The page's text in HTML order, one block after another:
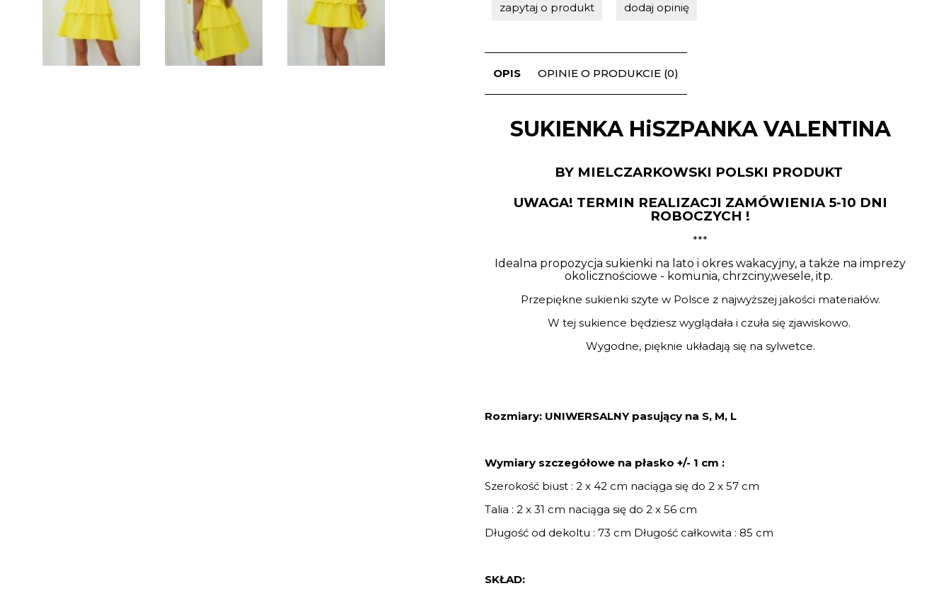
zapytaj o produkt dodaj opinię
OPIS OPINIE O PRODUKCIE (0)
SUKIENKA HiSZPANKA VALENTINA
BY MIELCZARKOWSKI POLSKI PRODUKT
UWAGA! TERMIN REALIZACJI ZAMÓWIENIA 5-10 DNI
ROBOCZYCH !
***
Idealna propozycja sukienki na lato i okres wakacyjny, a także na imprezy
okolicznościowe - komunia, chrzciny,wesele, itp.
Przepiękne sukienki szyte w Polsce z najwyższej jakości materiałów.
W tej sukience będziesz wyglądała i czuła się zjawiskowo.
Wygodne, pięknie układają się na sylwetce.
Rozmiary: UNIWERSALNY pasujący na S, M, L
Wymiary szczegółowe na płasko +/- 1 cm :
Szerokość biust : 2 x 42 cm naciąga się do 2 x 57 cm
Talia : 2 x 31 cm naciąga się do 2 x 56 cm
Długość od dekoltu : 73 cm Długość całkowita : 85 cm
SKŁAD: